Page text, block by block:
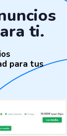
ti.
para tus